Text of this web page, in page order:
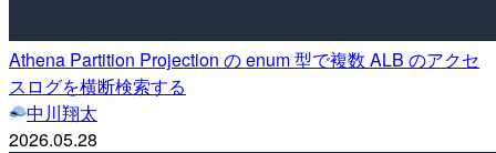
Athena Partition Projection の enum 型で複数 ALB のアクセ
スログを横断検索する
中川翔太
2026.05.28